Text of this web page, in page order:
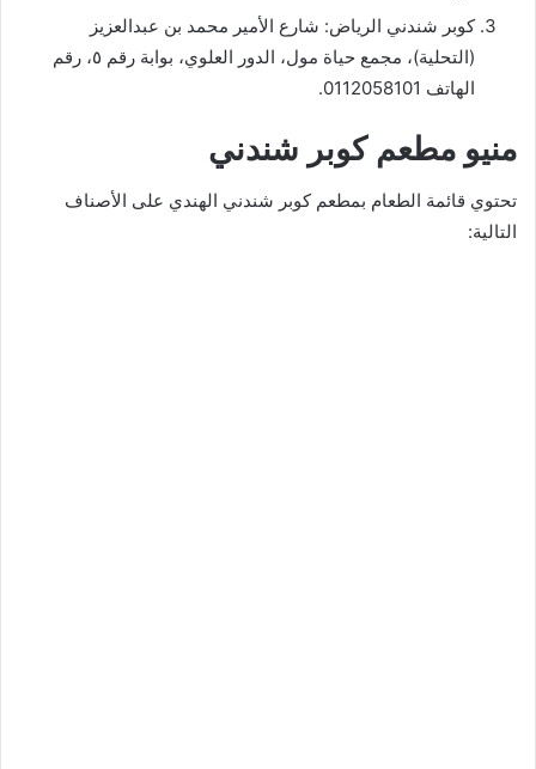
كوبر شندني الرياض: شارع الأمير محمد بن عبدالعزيز
(التحلية)، مجمع حياة مول، الدور العلوي، بوابة رقم ٥، رقم
الهاتف 0112058101.
منيو مطعم كوبر شندني
تحتوي قائمة الطعام بمطعم كوبر شندني الهندي على الأصناف
التالية: